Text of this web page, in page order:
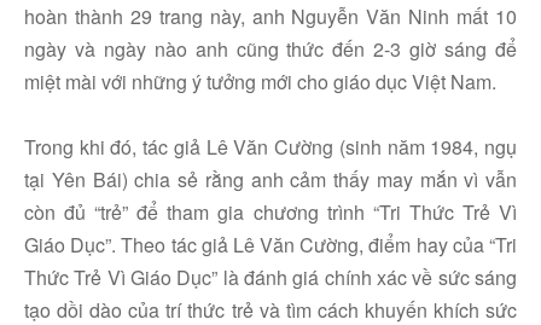
hoàn thành 29 trang này, anh Nguyễn Văn Ninh mất 10
ngày và ngày nào anh cũng thức đến 2-3 giờ sáng để
miệt mài với những ý tưởng mới cho giáo dục Việt Nam.
Trong khi đó, tác giả Lê Văn Cường (sinh năm 1984, ngụ
tại Yên Bái) chia sẻ rằng anh cảm thấy may mắn vì vẫn
còn đủ “trẻ” để tham gia chương trình “Tri Thức Trẻ Vì
Giáo Dục”. Theo tác giả Lê Văn Cường, điểm hay của “Tri
Thức Trẻ Vì Giáo Dục” là đánh giá chính xác về sức sáng
tạo dồi dào của trí thức trẻ và tìm cách khuyến khích sức